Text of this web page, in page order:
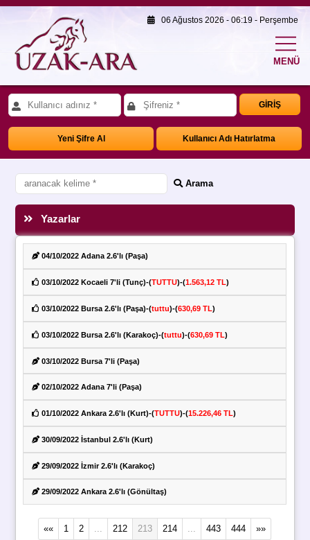
06 Ağustos 2026 - 06:19 - Perşembe
MENÜ
GİRİŞ
Yeni Şifre Al Kullanıcı Adı Hatırlatma
Arama
Yazarlar
Başlık
04/10/2022 Adana 2.6'lı (Paşa)
03/10/2022 Kocaeli 7'li (Tunç)-(TUTTU)-(1.563,12 TL)
03/10/2022 Bursa 2.6'lı (Paşa)-(tuttu)-(630,69 TL)
03/10/2022 Bursa 2.6'lı (Karakoç)-(tuttu)-(630,69 TL)
03/10/2022 Bursa 7'li (Paşa)
02/10/2022 Adana 7'li (Paşa)
01/10/2022 Ankara 2.6'lı (Kurt)-(TUTTU)-(15.226,46 TL)
30/09/2022 İstanbul 2.6'lı (Kurt)
29/09/2022 İzmir 2.6'lı (Karakoç)
29/09/2022 Ankara 2.6'lı (Gönültaş)
«« 1 2 212 213 214 443 444 »»